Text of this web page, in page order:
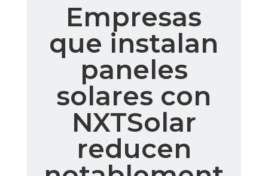
Empresas
que instalan
paneles
solares con
NXTSolar
reducen